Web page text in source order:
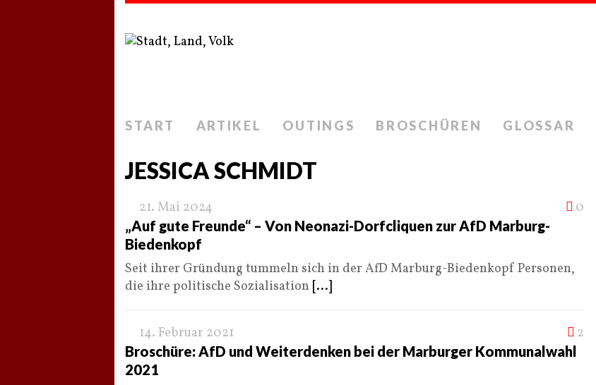
START ARTIKEL OUTINGS BROSCHÜREN GLOSSAR
JESSICA SCHMIDT
21. Mai 2024 0
„Auf gute Freunde“ – Von Neonazi-Dorfcliquen zur AfD Marburg-
Biedenkopf
Seit ihrer Gründung tummeln sich in der AfD Marburg-Biedenkopf Personen,
die ihre politische Sozialisation [...]
14. Februar 2021 2
Broschüre: AfD und Weiterdenken bei der Marburger Kommunalwahl
2021